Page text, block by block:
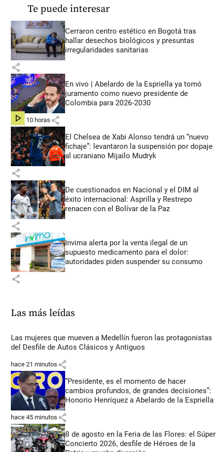
Te puede interesar
Cerraron centro estético en Bogotá tras
hallar desechos biológicos y presuntas
irregularidades sanitarias
share
En vivo | Abelardo de la Espriella ya tomó
juramento como nuevo presidente de
Colombia para 2026-2030
hace 10 horas share
El Chelsea de Xabi Alonso tendrá un “nuevo
fichaje”: levantaron la suspensión por dopaje
al ucraniano Mijailo Mudryk
share
De cuestionados en Nacional y el DIM al
éxito internacional: Asprilla y Restrepo
renacen con el Bolívar de la Paz
share
Invima alerta por la venta ilegal de un
supuesto medicamento para el dolor:
autoridades piden suspender su consumo
share
Las más leídas
Las mujeres que mueven a Medellín fueron las protagonistas
del Desfile de Autos Clásicos y Antiguos
hace 21 minutos share
“Presidente, es el momento de hacer
cambios profundos, de grandes decisiones”:
Honorio Henríquez a Abelardo de la Espriella
hace 45 minutos share
8 de agosto en la Feria de las Flores: el Súper
Concierto 2026, desfile de Héroes de la